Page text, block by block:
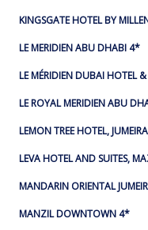
KINGSGATE HOTEL BY
LE MERIDIEN ABU DHABI 4*
LE MÉRIDIEN DUBAI HOTEL
LE ROYAL MERIDIEN ABU
LEMON TREE HOTEL,
LEVA HOTEL AND SUITES,
MANDARIN ORIENTAL
MANZIL DOWNTOWN 4*